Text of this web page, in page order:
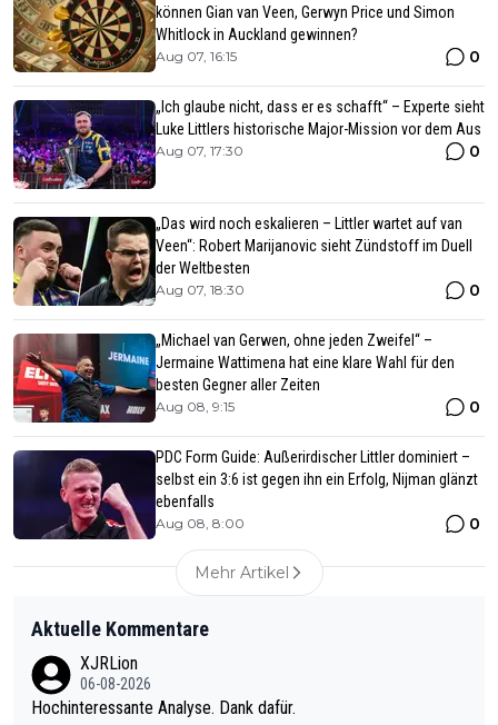
können Gian van Veen, Gerwyn Price und Simon
Whitlock in Auckland gewinnen?
Aug 07, 16:15 0
„Ich glaube nicht, dass er es schafft“ – Experte sieht
Luke Littlers historische Major-Mission vor dem Aus
Aug 07, 17:30 0
„Das wird noch eskalieren – Littler wartet auf van
Veen“: Robert Marijanovic sieht Zündstoff im Duell
der Weltbesten
Aug 07, 18:30 0
„Michael van Gerwen, ohne jeden Zweifel“ –
Jermaine Wattimena hat eine klare Wahl für den
besten Gegner aller Zeiten
Aug 08, 9:15 0
PDC Form Guide: Außerirdischer Littler dominiert –
selbst ein 3:6 ist gegen ihn ein Erfolg, Nijman glänzt
ebenfalls
Aug 08, 8:00 0
Mehr Artikel
Aktuelle Kommentare
XJRLion
06-08-2026
Hochinteressante Analyse. Dank dafür.